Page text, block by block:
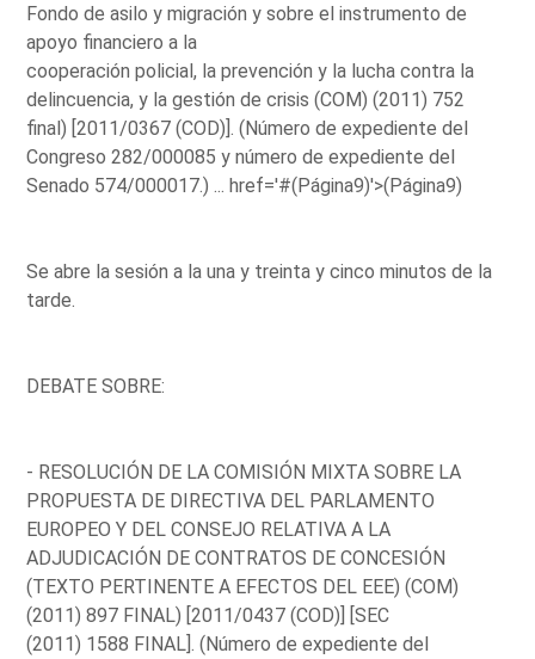
Fondo de asilo y migración y sobre el instrumento de
apoyo financiero a la
cooperación policial, la prevención y la lucha contra la
delincuencia, y la gestión de crisis (COM) (2011) 752
final) [2011/0367 (COD)]. (Número de expediente del
Congreso 282/000085 y número de expediente del
Senado 574/000017.) ...href='#(Página9)'>(Página9)
Se abre la sesión a la una y treinta y cinco minutos de la
tarde.
DEBATE SOBRE:
- RESOLUCIÓN DE LA COMISIÓN MIXTA SOBRE LA
PROPUESTA DE DIRECTIVA DEL PARLAMENTO
EUROPEO Y DEL CONSEJO RELATIVA A LA
ADJUDICACIÓN DE CONTRATOS DE CONCESIÓN
(TEXTO PERTINENTE A EFECTOS DEL EEE) (COM)
(2011) 897 FINAL) [2011/0437 (COD)] [SEC
(2011) 1588 FINAL]. (Número de expediente del